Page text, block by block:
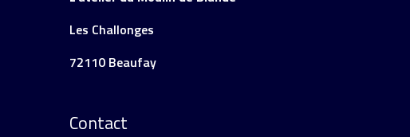
Les Challonges
72110 Beaufay
Contact